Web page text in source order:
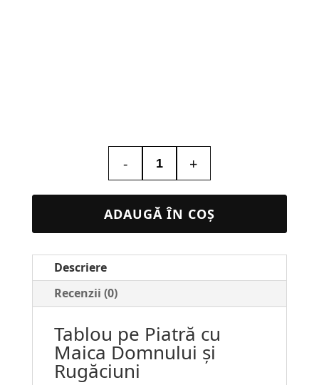
-
Cantitate
Tablou
Piatra
Religios
+
ADAUGĂ ÎN COȘ
Descriere
Recenzii (0)
Tablou pe Piatră cu
Maica Domnului și
Rugăciuni